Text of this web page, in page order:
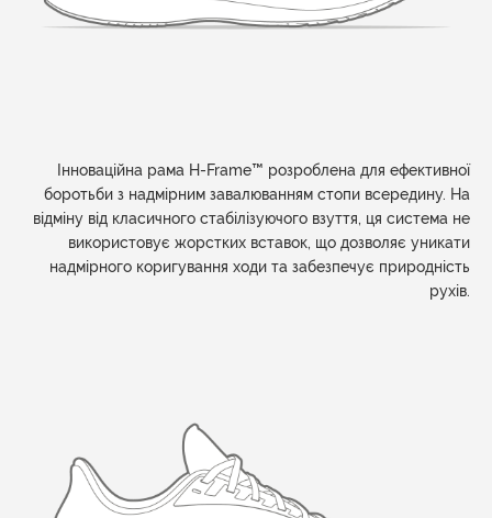
Інноваційна рама H-Frame™ розроблена для ефективної
боротьби з надмірним завалюванням стопи всередину. На
відміну від класичного стабілізуючого взуття, ця система не
використовує жорстких вставок, що дозволяє уникати
надмірного коригування ходи та забезпечує природність
рухів.